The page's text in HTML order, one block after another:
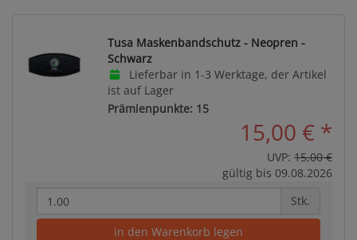
Tusa Maskenbandschutz - Neopren -
Schwarz
Lieferbar in 1-3 Werktage, der Artikel
ist auf Lager
Prämienpunkte: 15
15,00 € *
UVP: 15,00 €
gültig bis 09.08.2026
Stk.
in den Warenkorb legen